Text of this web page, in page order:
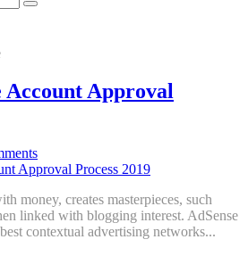
Account Approval
money, creates masterpieces, such
linked with blogging interest. AdSense
contextual advertising networks...